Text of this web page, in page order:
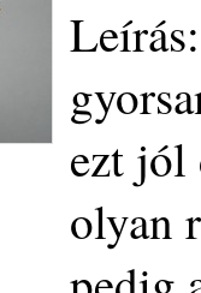
ezt jól
olyan